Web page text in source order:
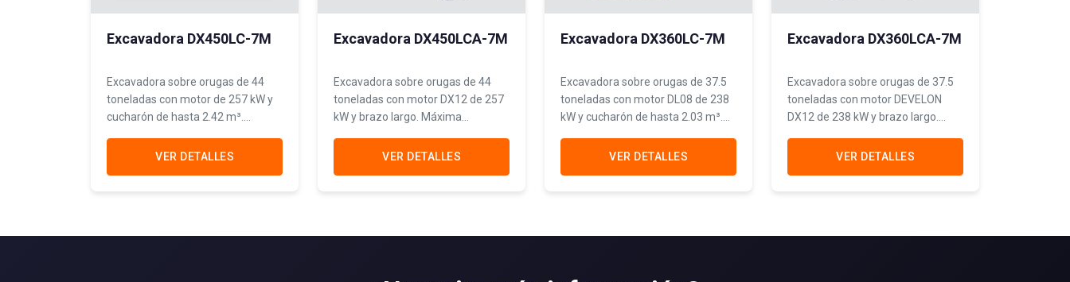
Excavadora DX450LC-7M
Excavadora sobre orugas de 44
toneladas con motor de 257 kW y
cucharón de hasta 2.42 m³.
para operaciones mineras de gran
VER DETALLES
Excavadora DX450LCA-7M
Excavadora sobre orugas de 44
toneladas con motor DX12 de 257
kW y brazo largo. Máxima
operaciones mineras y proyectos
VER DETALLES
Excavadora DX360LC-7M
Excavadora sobre orugas de 37.5
toneladas con motor DL08 de 238
kW y cucharón de hasta 2.03 m³.
para operaciones mineras
VER DETALLES
Excavadora DX360LCA-7M
Excavadora sobre orugas de 37.5
toneladas con motor DEVELON
DX12 de 238 kW y brazo largo.
canteras y movimiento masivo de
VER DETALLES